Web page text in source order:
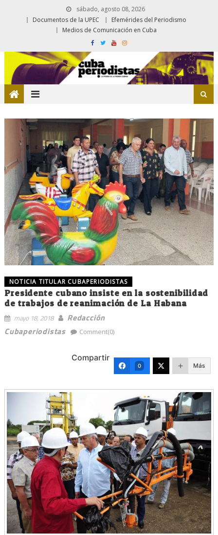
sábado, agosto 08, 2026
Documentos de la UPEC
Efemérides del Periodismo
Medios de Comunicación en Cuba
NOTICIA TITULAR CUBAPERIODISTAS
Presidente cubano insiste en la sostenibilidad
de trabajos de reanimación de La Habana
mayo 18, 2018
Redacción
Cubaperiodistas
Comment(0)
Compartir
0 Más